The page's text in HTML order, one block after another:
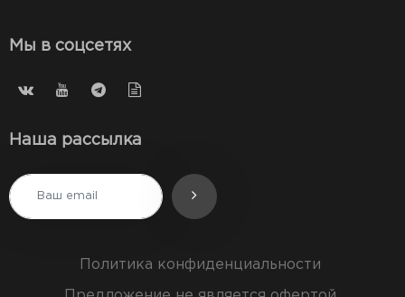
Мы в соцсетях
Наша рассылка
Политика конфиденциальности